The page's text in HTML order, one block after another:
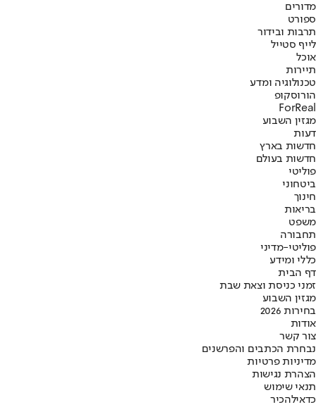
מדורים
ספורט
תרבות ובידור
לייף סטייל
אוכל
תיירות
טכנולוגיה ומדע
הורוסקופ
ForReal
מגזין השבוע
דעות
חדשות בארץ
חדשות בעולם
פוליטי
ביטחוני
חינוך
בריאות
משפט
תחבורה
פוליטי-מדיני
כללי ומידע
דף הבית
זמני כניסת וצאת שבת
מגזין השבוע
בחירות 2026
אודות
צור קשר
נבחרת הכתבים והפרשנים
מדיניות פרטיות
הצהרת נגישות
תנאי שימוש
כדאילהכיר